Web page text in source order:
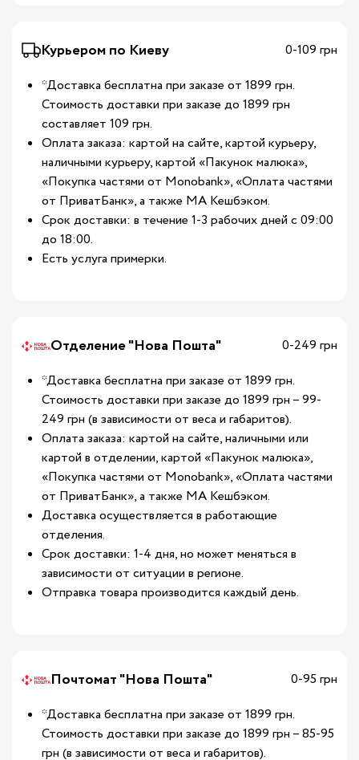
Курьером по Киеву
0-109 грн
*Доставка бесплатна при заказе от 1899 грн.
Стоимость доставки при заказе до 1899 грн
составляет 109 грн.
Оплата заказа: картой на сайте, картой курьеру,
наличными курьеру, картой «Пакунок малюка»,
«Покупка частями от Monobank», «Оплата частями
от ПриватБанк», а также МА Кешбэком.
Срок доставки: в течение 1-3 рабочих дней с 09:00
до 18:00.
Есть услуга примерки.
Отделение "Нова Пошта"
0-249 грн
*Доставка бесплатна при заказе от 1899 грн.
Стоимость доставки при заказе до 1899 грн – 99-
249 грн (в зависимости от веса и габаритов).
Оплата заказа: картой на сайте, наличными или
картой в отделении, картой «Пакунок малюка»,
«Покупка частями от Monobank», «Оплата частями
от ПриватБанк», а также МА Кешбэком.
Доставка осуществляется в работающие
отделения.
Срок доставки: 1-4 дня, но может меняться в
зависимости от ситуации в регионе.
Отправка товара производится каждый день.
Почтомат "Нова Пошта"
0-95 грн
*Доставка бесплатна при заказе от 1899 грн.
Стоимость доставки при заказе до 1899 грн – 85-95
грн (в зависимости от веса и габаритов).